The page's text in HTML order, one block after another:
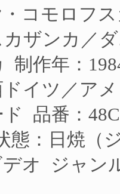
コモロフ
ザンカ／
制作年：
イツ／ア
品番：
態：日焼（
オ ジャン